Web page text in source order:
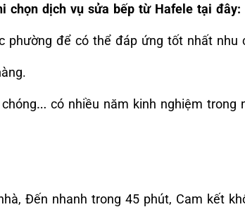
chọn dịch vụ sửa bếp từ Hafele tại đây:
phường để có thể đáp ứng tốt nhất nhu
có nhiều năm kinh nghiệm trong
Đến nhanh trong 45 phút, Cam kết